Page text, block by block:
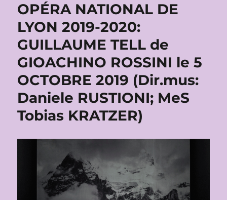
OPÉRA NATIONAL DE
LYON 2019-2020:
GUILLAUME TELL de
GIOACHINO ROSSINI le 5
OCTOBRE 2019 (Dir.mus:
Daniele RUSTIONI; MeS
Tobias KRATZER)